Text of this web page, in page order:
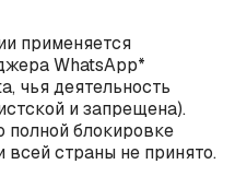
применяется
WhatsApp*
чья деятельность
и запрещена).
полной блокировке
страны не принято.